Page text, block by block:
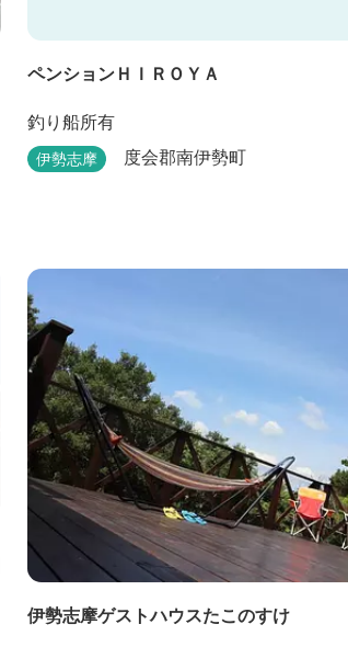
ペンションＨＩＲＯＹＡ
釣り船所有
伊勢志摩 度会郡南伊勢町
伊勢志摩ゲストハウスたこのすけ